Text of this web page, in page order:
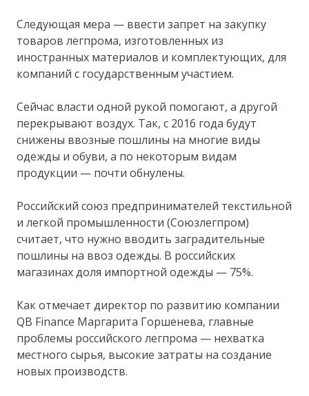
Следующая мера — ввести запрет на закупку
товаров легпрома, изготовленных из
иностранных материалов и комплектующих, для
компаний с государственным участием.
Сейчас власти одной рукой помогают, а другой
перекрывают воздух. Так, с 2016 года будут
снижены ввозные пошлины на многие виды
одежды и обуви, а по некоторым видам
продукции — почти обнулены.
Российский союз предпринимателей текстильной
и легкой промышленности (Союзлегпром)
считает, что нужно вводить заградительные
пошлины на ввоз одежды. В российских
магазинах доля импортной одежды — 75%.
Как отмечает директор по развитию компании
QB Finance Маргарита Горшенева, главные
проблемы российского легпрома — нехватка
местного сырья, высокие затраты на создание
новых производств.